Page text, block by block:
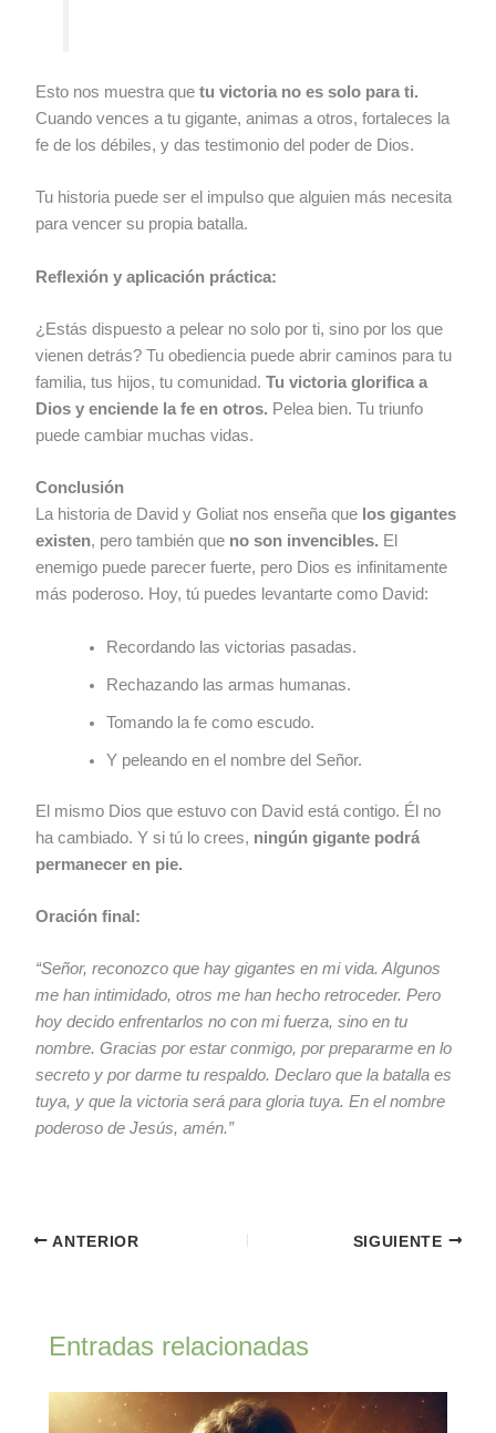
Esto nos muestra quetu victoria no es solo para ti.
Cuando vences a tu gigante, animas a otros, fortaleces la
fe de los débiles, y das testimonio del poder de Dios.
Tu historia puede ser el impulso que alguien más necesita
para vencer su propia batalla.
Reflexión y aplicación práctica:
¿Estás dispuesto a pelear no solo por ti, sino por los que
vienen detrás? Tu obediencia puede abrir caminos para tu
familia, tus hijos, tu comunidad.Tu victoria glorifica a
Dios y enciende la fe en otros. Pelea bien. Tu triunfo
puede cambiar muchas vidas.
Conclusión
La historia de David y Goliat nos enseña que los gigantes
existen, pero también que no son invencibles. El
enemigo puede parecer fuerte, pero Dios es infinitamente
más poderoso. Hoy, tú puedes levantarte como David:
Recordando las victorias pasadas.
Rechazando las armas humanas.
Tomando la fe como escudo.
Y peleando en el nombre del Señor.
El mismo Dios que estuvo con David está contigo. Él no
ha cambiado. Y si tú lo crees, ningún gigante podrá
permanecer en pie.
Oración final:
“Señor, reconozco que hay gigantes en mi vida. Algunos
me han intimidado, otros me han hecho retroceder. Pero
hoy decido enfrentarlos no con mi fuerza, sino en tu
nombre. Gracias por estar conmigo, por prepararme en lo
secreto y por darme tu respaldo. Declaro que la batalla es
tuya, y que la victoria será para gloria tuya. En el nombre
poderoso de Jesús, amén.”
ANTERIOR SIGUIENTE
Entradas relacionadas